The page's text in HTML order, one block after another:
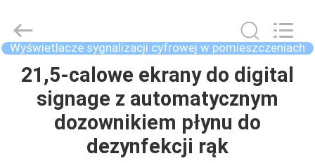
DOM
PRODUKTY
Interactive
Technology
Co.,
Ltd..
Reserved.
Wyświetlacze sygnalizacji cyfrowej w pomieszczeniach
21,5-calowe ekrany do digital
signage z automatycznym
dozownikiem płynu do
dezynfekcji rąk